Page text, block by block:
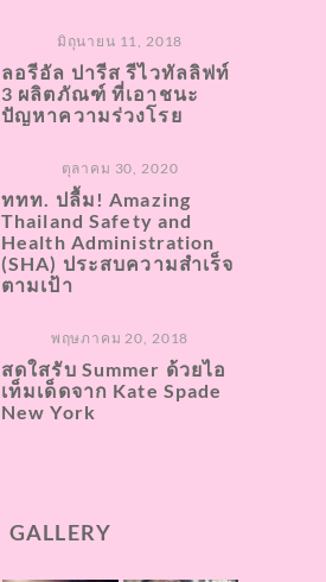
มิถุนายน 11, 2018
ลอรีอัล ปารีส รีไวทัลลิฟท์
3 ผลิตภัณฑ์ ที่เอาชนะ
ปัญหาความร่วงโรย
ตุลาคม 30, 2020
ททท. ปลื้ม! Amazing
Thailand Safety and
Health Administration
(SHA) ประสบความสำเร็จ
ตามเป้า
พฤษภาคม 20, 2018
สดใสรับ Summer ด้วยไอ
เท็มเด็ดจาก Kate Spade
New York
GALLERY